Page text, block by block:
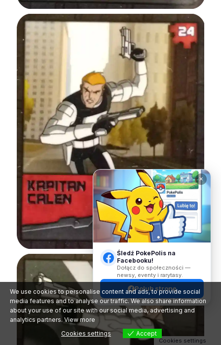
✕
Śledź PokePolis na
Facebooku!
Dołącz do społeczności —
newsy, eventy i rarytasy.
Polub stronę
We use cookies to personalise content and ads, to provide social
media features and to analyse our traffic. We also share information
about your use of our site with our social media, advertising and
analytics partners.View more
Cookies settings
Accept
Cookies settings